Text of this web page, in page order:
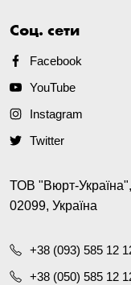
Соц. сети
Facebook
YouTube
Instagram
Twitter
ТОВ "Вюрт-
02099, Україна
+38 (093) 585 12
+38 (050) 585 12